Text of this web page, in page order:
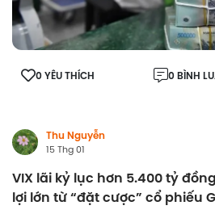
0 YÊU THÍCH 0 BÌNH
Thu Nguyễn
15 Thg 01
VIX lãi kỷ lục hơn 5.400 tỷ
lợi lớn từ “đặt cược” cổ phiếu